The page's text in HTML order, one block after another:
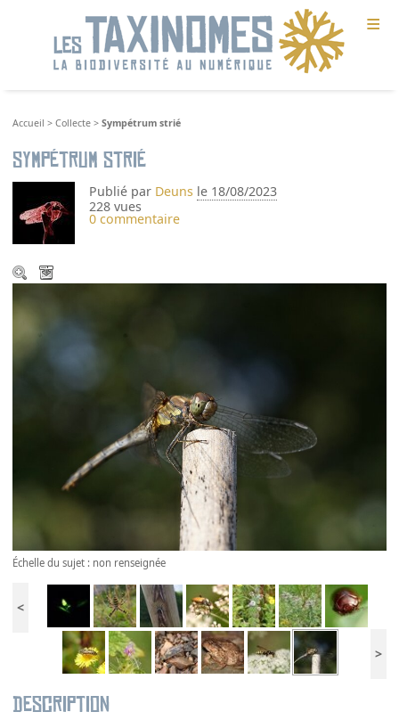
≡
Accueil >Collecte >Sympétrum strié
Sympétrum strié
Publié par Deuns le 18/08/2023
228 vues
0 commentaire
Échelle du sujet : non renseignée
<
>
Description